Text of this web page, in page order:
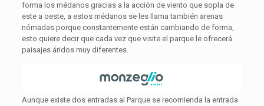
forma los médanos gracias a la acción de viento que sopla de
este a oeste, a estos médanos se les llama también arenas
nómadas porque constantemente están cambiando de forma,
esto quiere decir que cada vez que visite el parque le ofrecerá
paisajes áridos muy diferentes.
Aunque existe dos entradas al Parque se recomienda la entrada